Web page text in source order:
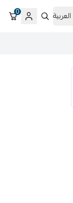
العربية 0